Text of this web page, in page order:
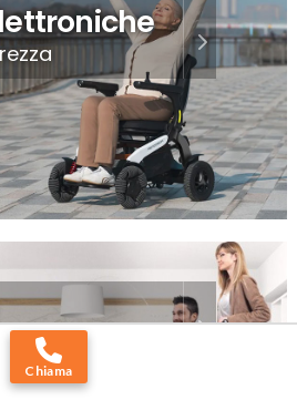
scale
Chiama